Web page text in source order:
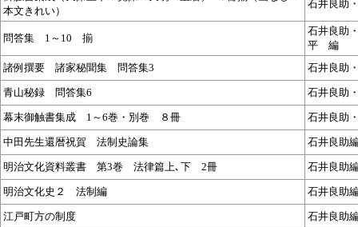
本文きれい）
石井良助
問答集 1～10 揃
石井良助
平 編
諸例撰要 諸家秘聞集 問答集3
石井良助
青山秘録 問答集6 石井良助
幕末御触書集成 1～6巻・別巻 ８冊 石井良助
中田先生還暦祝賀 法制史論集 石井良助
明治文化資料叢書 第3巻 法律篇上､下 2冊 石井良助
明治文化史２ 法制編 石井良助
江戸町方の制度 石井良助